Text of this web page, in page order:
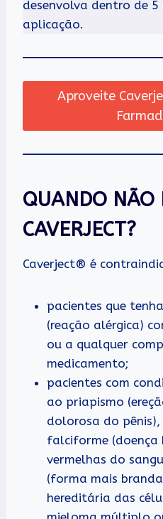
desenvolva dentro de
aplicação.
Aproveite
QUANDO NÃO
CAVERJECT?
Caverject® é
pacientes que
(reação alérgica)
ou a qualquer
medicamento;
pacientes com
ao priapismo
dolorosa do
falciforme (doença
vermelhas do
(forma mais
hereditária das